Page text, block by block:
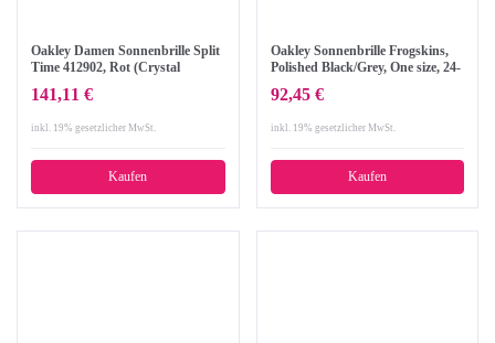
Oakley Damen Sonnenbrille Split
Time 412902, Rot (Crystal
141,11 €
inkl. 19% gesetzlicher MwSt.
Kaufen
Oakley Sonnenbrille Frogskins,
Polished Black/Grey, One size, 24-
92,45 €
inkl. 19% gesetzlicher MwSt.
Kaufen